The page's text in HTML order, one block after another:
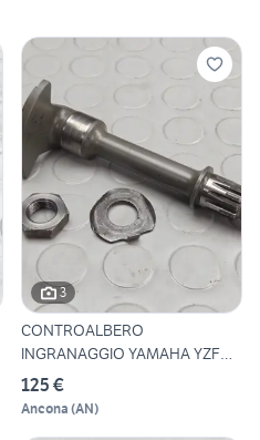
3
CONTROALBERO
INGRANAGGIO YAMAHA YZF
250 2006 2009
125 €
Ancona (AN)